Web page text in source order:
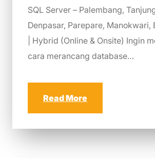
SQL Server – Palembang,
Denpasar, Parepare, Manokwari,
| Hybrid (Online & Onsite) Ingin
cara merancang database…
Read More